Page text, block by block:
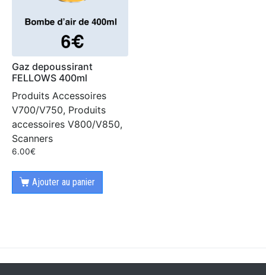
Gaz depoussirant
FELLOWS 400ml
Produits Accessoires
V700/V750, Produits
accessoires V800/V850,
Scanners
6.00€
Ajouter au panier